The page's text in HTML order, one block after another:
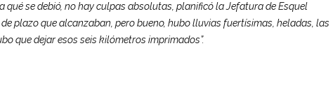
qué se debió, no hay culpas absolutas, planificó la Jefatura de Esquel
plazo que alcanzaban, pero bueno, hubo lluvias fuertísimas, heladas, las
que dejar esos seis kilómetros imprimados”.